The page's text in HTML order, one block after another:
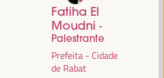
Fatiha El
Moudni -
Palestrante
Prefeita - Cidade
de Rabat